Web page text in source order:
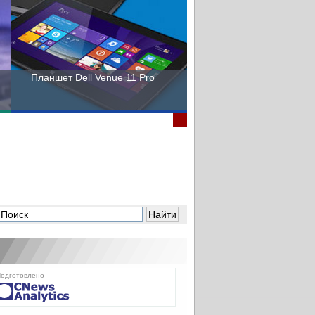
Планшет Dell Venue 11 Pro